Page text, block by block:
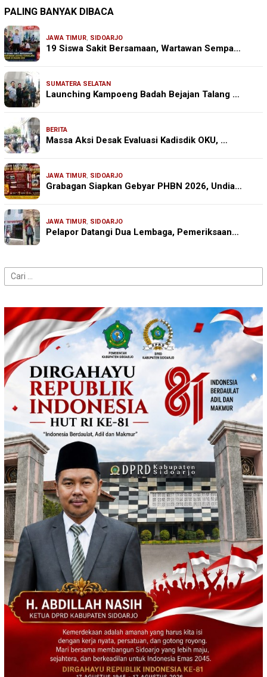
PALING BANYAK DIBACA
JAWA TIMUR, SIDOARJO
19 Siswa Sakit Bersamaan, Wartawan Sempa…
SUMATERA SELATAN
Launching Kampoeng Badah Bejajan Talang …
BERITA
Massa Aksi Desak Evaluasi Kadisdik OKU, …
JAWA TIMUR, SIDOARJO
Grabagan Siapkan Gebyar PHBN 2026, Undia…
JAWA TIMUR, SIDOARJO
Pelapor Datangi Dua Lembaga, Pemeriksaan…
Cari
untuk: